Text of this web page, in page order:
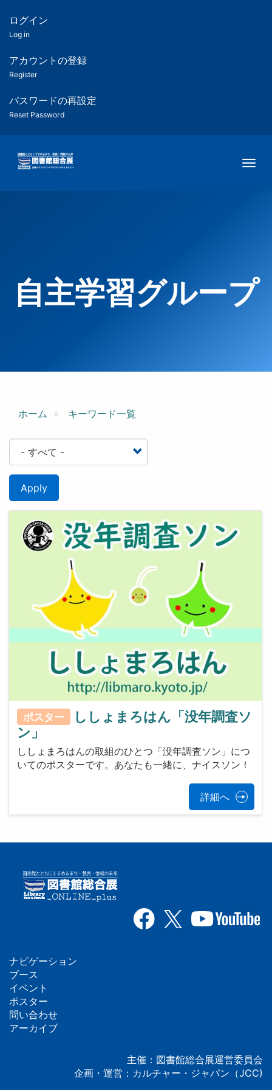
ツ
匿
名
ユ
ー
ー
用
メ
ログイン
Log in
アカウントの登録
Register
パスワードの再設定
Reset Password
自主学習グループ
ホーム キーワード一覧
Apply
ポスター
ししょまろはん「没年調査ソ
ン」
ししょまろはんの取組のひとつ「没年調査ソン」につ
いてのポスターです。あなたも一緒に、ナイスソン！
詳細へ
フ
ッ
タ
ナビゲーション
ブース
イベント
ポスター
問い合わせ
アーカイブ
主催：図書館総合展運営委員会
企画・運営：カルチャー・ジャパン（JCC)